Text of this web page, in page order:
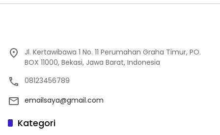
Jl. Kertawibawa 1 No. 11 Perumahan Graha Timur, PO.
BOX 11000, Bekasi, Jawa Barat, Indonesia
08123456789
emailsaya@gmail.com
Kategori